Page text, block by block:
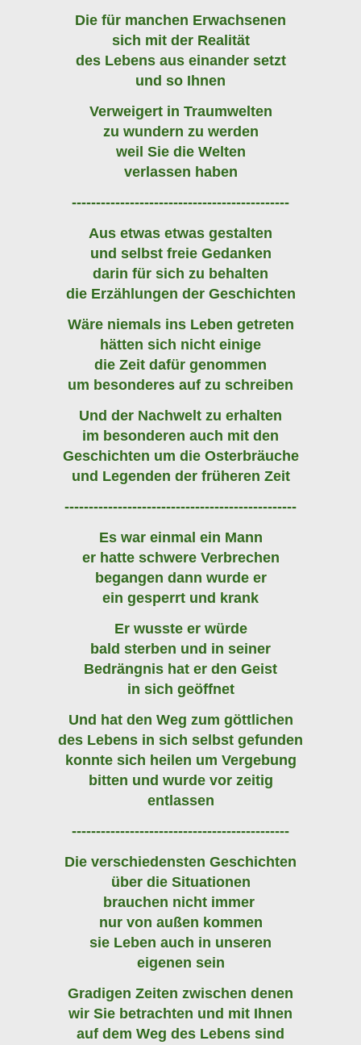
Die für manchen Erwachsenen
sich mit der Realität
des Lebens aus einander setzt
und so Ihnen
Verweigert in Traumwelten
zu wundern zu werden
weil Sie die Welten
verlassen haben
---------------------------------------------
Aus etwas etwas gestalten
und selbst freie Gedanken
darin für sich zu behalten
die Erzählungen der Geschichten
Wäre niemals ins Leben getreten
hätten sich nicht einige
die Zeit dafür genommen
um besonderes auf zu schreiben
Und der Nachwelt zu erhalten
im besonderen auch mit den
Geschichten um die Osterbräuche
und Legenden der früheren Zeit
------------------------------------------------
Es war einmal ein Mann
er hatte schwere Verbrechen
begangen dann wurde er
ein gesperrt und krank
Er wusste er würde
bald sterben und in seiner
Bedrängnis hat er den Geist
in sich geöffnet
Und hat den Weg zum göttlichen
des Lebens in sich selbst gefunden
konnte sich heilen um Vergebung
bitten und wurde vor zeitig
entlassen
---------------------------------------------
Die verschiedensten Geschichten
über die Situationen
brauchen nicht immer
nur von außen kommen
sie Leben auch in unseren
eigenen sein
Gradigen Zeiten zwischen denen
wir Sie betrachten und mit Ihnen
auf dem Weg des Lebens sind